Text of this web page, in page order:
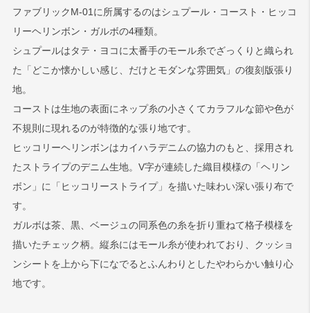
ファブリックM-01に所属するのはシュプール・コースト・ヒッコ
リーヘリンボン・ガルボの4種類。
シュプールはタテ・ヨコに太番手のモール糸でざっくりと織られ
た「どこか懐かしい感じ、だけとモダンな雰囲気」の復刻版張り
地。
コーストは生地の表面にネップ糸の小さくてカラフルな節や色が
不規則に現れるのが特徴的な張り地です。
ヒッコリーヘリンボンはカイハラデニムの協力のもと、採用され
たストライプのデニム生地。V字が連続した織目模様の「ヘリン
ボン」に「ヒッコリーストライプ」を描いた味わい深い張り布で
す。
ガルボは茶、黒、ベージュの同系色の糸を折り重ねて格子模様を
描いたチェック柄。縦糸にはモール糸が使われており、クッショ
ンシートを上から下になでるとふんわりとしたやわらかい触り心
地です。